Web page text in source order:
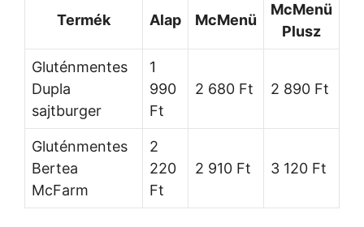
Termék Alap McMenü
McMenü
Plusz
Gluténmentes
Dupla
sajtburger
1
990
Ft
2 680 Ft 2 890 Ft
Gluténmentes
Bertea
McFarm
2
220
Ft
2 910 Ft 3 120 Ft